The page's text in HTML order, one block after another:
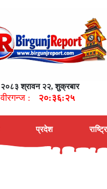
२०८३ श्रावन २२, शुक्रबार
वीरगन्ज : २०:३६:२६
प्रदेश